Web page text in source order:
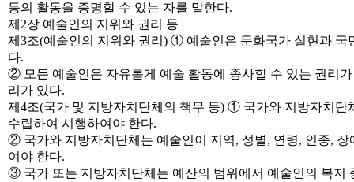
등의 활동을 증명할 수 있는 자를 말한다.
제2장 예술인의 지위와 권리 등
제3조(예술인의 지위와 권리) ① 예술인은 문화국가 실현과
다.
② 모든 예술인은 자유롭게 예술 활동에 종사할 수 있는 권리
리가 있다.
제4조(국가 및 지방자치단체의 책무 등) ① 국가와 지방자치
수립하여 시행하여야 한다.
② 국가와 지방자치단체는 예술인이 지역, 성별, 연령, 인종,
여야 한다.
③ 국가 또는 지방자치단체는 예산의 범위에서 예술인의 복지